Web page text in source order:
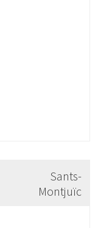
Sants-
Montjuïc